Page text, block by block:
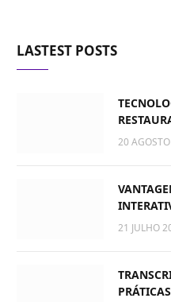
LASTEST POSTS
20
21 JULHO